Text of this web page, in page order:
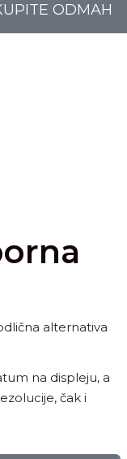
ODMAH
alternativa
na displeju, a
čak i